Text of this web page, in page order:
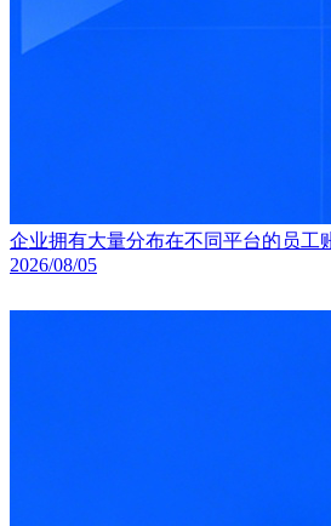
企业拥有大量分布在不同平台的员工
2026/08/05